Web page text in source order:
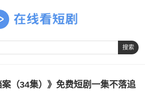
搜索
案（34集）》免费短剧一集不落追